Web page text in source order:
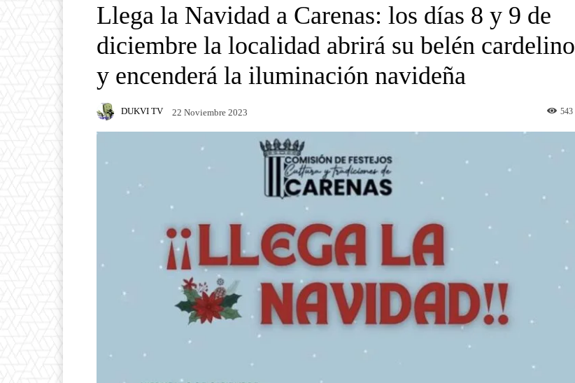
Llega la Navidad a Carenas: los días 8 y 9 de
diciembre la localidad abrirá su belén cardelino
y encenderá la iluminación navideña
DUKVI TV 22 Noviembre 2023 543